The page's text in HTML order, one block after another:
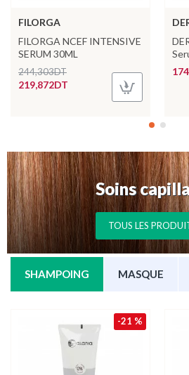
FILORGA
FILORGA NCEF INTENSIVE
SERUM 30ML
219,872DT
244,303DT
Soins
TOUS LES
SHAMPOING MASQUE
-21 %